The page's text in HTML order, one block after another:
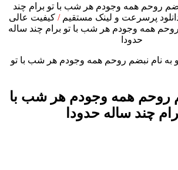
روحم همه وجودم هر شب با تو برام چند
پرسرعت و لینک مستقیم/ کیفیت عالی
روحم همه وجودم هر شب با تو برام چند ساله
حدودا
روحم همه وجودم هر شب با
چند ساله حدودا